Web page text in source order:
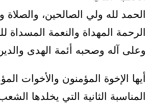
الحمد لله ولي الصالحين، والصلاة
الرحمة المهداة والنعمة المسداة
وعلى آله وصحبه أئمة الهدى
أيها الإخوة المؤمنون والأخوات
المناسبة الثانية التي يخلدها